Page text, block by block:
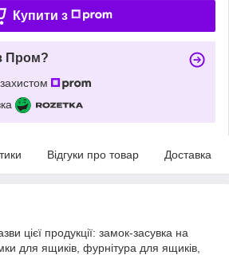
Купити з
Пром?
Відгуки про товар Доставка
цієї продукції: замок-засувка на
для ящиків, фурнітура для ящиків,